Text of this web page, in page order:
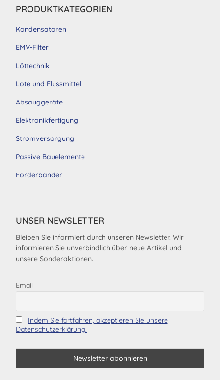
PRODUKTKATEGORIEN
Kondensatoren
EMV-Filter
Löttechnik
Lote und Flussmittel
Absauggeräte
Elektronikfertigung
Stromversorgung
Passive Bauelemente
Förderbänder
UNSER NEWSLETTER
Bleiben Sie informiert durch unseren Newsletter. Wir
informieren Sie unverbindlich über neue Artikel und
unsere Sonderaktionen.
Email
Indem Sie fortfahren, akzeptieren Sie unsere
Datenschutzerklärung.